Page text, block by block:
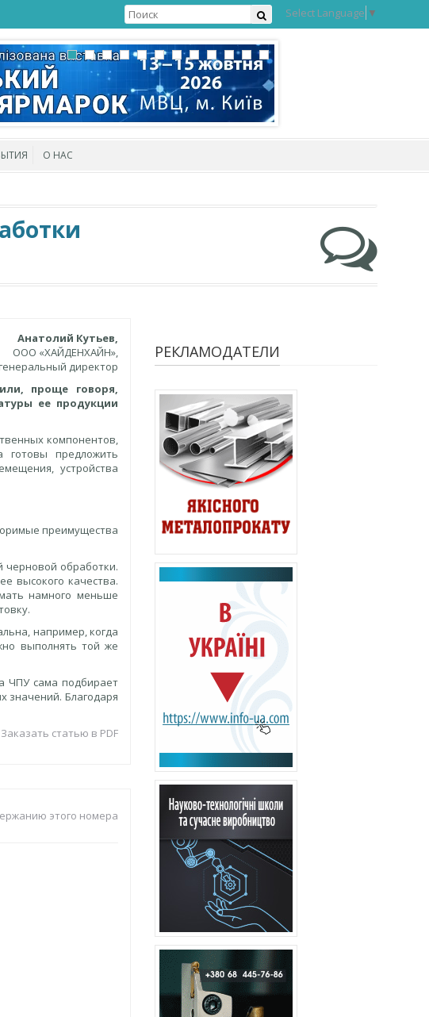
Select Language ▼
О НАС
Анатолий Кутьев,
ООО «ХАЙДЕНХАЙН»,
директор
проще говоря,
ее продукции
компонентов,
готовы предложить
устройства
преимущества
черновой обработки.
высокого качества.
намного меньше
например, когда
выполнять той же
ЧПУ сама подбирает
значений. Благодаря
Заказать статью в PDF
этого номера
РЕКЛАМОДАТЕЛИ